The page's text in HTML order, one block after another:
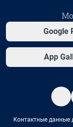
Google
App
Контактные данные